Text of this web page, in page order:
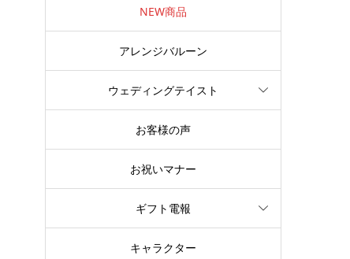
NEW商品
アレンジバルーン
ウェディングテイスト
お客様の声
お祝いマナー
ギフト電報
キャラクター